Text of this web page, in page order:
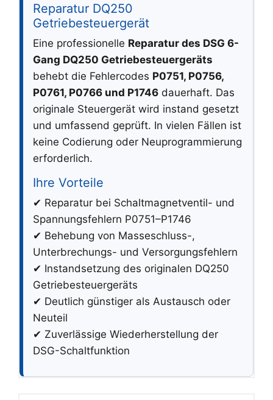
Reparatur DQ250
Getriebesteuergerät
Eine professionelle Reparatur des DSG 6-
Gang DQ250 Getriebesteuergeräts
behebt die Fehlercodes P0751, P0756,
P0761, P0766 und P1746 dauerhaft. Das
originale Steuergerät wird instand gesetzt
und umfassend geprüft. In vielen Fällen ist
keine Codierung oder Neuprogrammierung
erforderlich.
Ihre Vorteile
✔ Reparatur bei Schaltmagnetventil- und
Spannungsfehlern P0751–P1746
✔ Behebung von Masseschluss-,
Unterbrechungs- und Versorgungsfehlern
✔ Instandsetzung des originalen DQ250
Getriebesteuergeräts
✔ Deutlich günstiger als Austausch oder
Neuteil
✔ Zuverlässige Wiederherstellung der
DSG-Schaltfunktion